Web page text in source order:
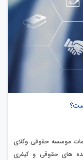
موسسه حقوقی وکلای
های حقوقی و کیفری